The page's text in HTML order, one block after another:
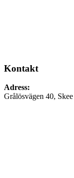
Kontakt
Adress:
Grålösvägen 40, Skee